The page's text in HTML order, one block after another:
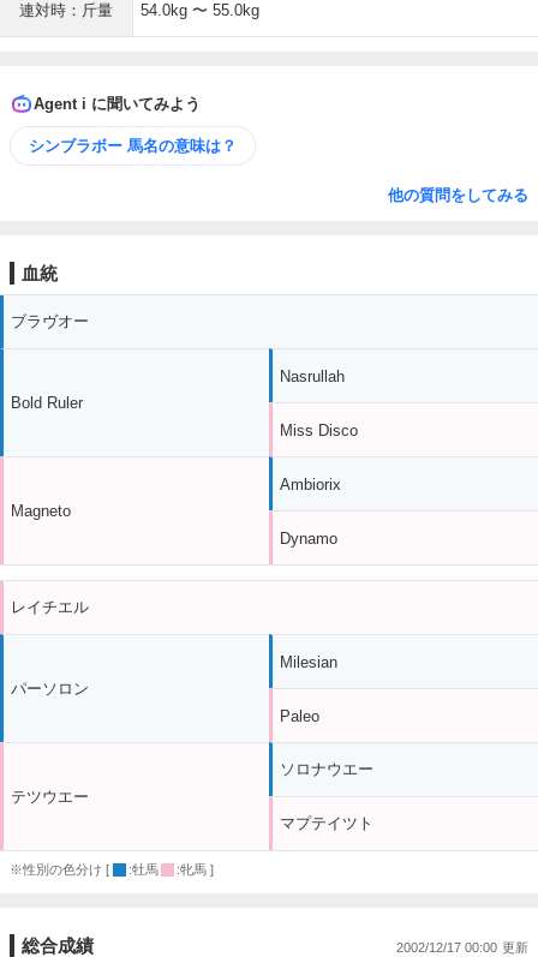
連対時：斤量 54.0kg 〜 55.0kg
Agent i に聞いてみよう
シンブラボー 馬名の意味は？
他の質問をしてみる
血統
ブラヴオー
Bold Ruler
Magneto
Nasrullah
Miss Disco
Ambiorix
Dynamo
レイチエル
パーソロン
テツウエー
Milesian
Paleo
ソロナウエー
マプテイツト
※性別の色分け [ :牡馬 :牝馬 ]
総合成績 2002/12/17 00:00